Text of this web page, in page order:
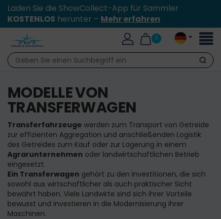
Laden Sie die ShowCollect-App für Sammler
KOSTENLOS herunter – Mehr erfahren
0
Suche
MODELLE VON
TRANSFERWAGEN
Transferfahrzeuge werden zum Transport von Getreide
zur effizienten Aggregation und anschließenden Logistik
des Getreides zum Kauf oder zur Lagerung in einem
Agrarunternehmen oder landwirtschaftlichen Betrieb
eingesetzt.
Ein Transferwagen gehört zu den Investitionen, die sich
sowohl aus wirtschaftlicher als auch praktischer Sicht
bewährt haben. Viele Landwirte sind sich ihrer Vorteile
bewusst und investieren in die Modernisierung ihrer
Maschinen.